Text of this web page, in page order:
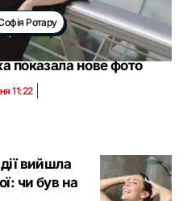
Ротару
зв’язок у свій день
показала нове фото
11:22
вийшла
чи був на